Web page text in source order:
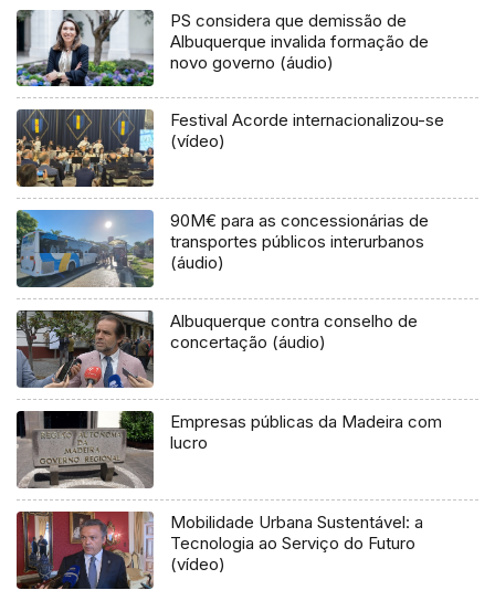
PS considera que demissão de
Albuquerque invalida formação de
novo governo (áudio)
Festival Acorde internacionalizou-se
(vídeo)
90M€ para as concessionárias de
transportes públicos interurbanos
(áudio)
Albuquerque contra conselho de
concertação (áudio)
Empresas públicas da Madeira com
lucro
Mobilidade Urbana Sustentável: a
Tecnologia ao Serviço do Futuro
(vídeo)